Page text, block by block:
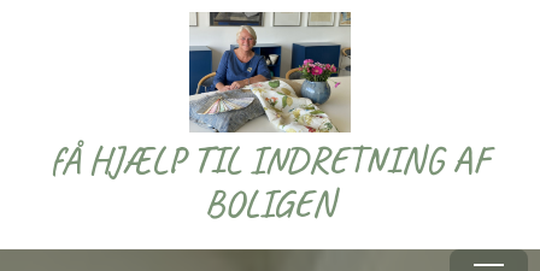
fÅ HJÆLP TIL INDRETNING AF
BOLIGEN